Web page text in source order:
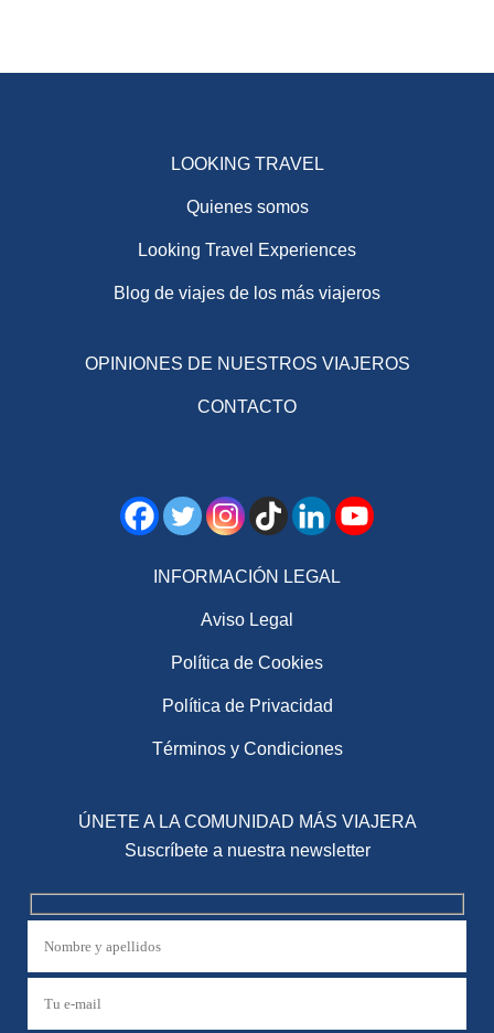
LOOKING TRAVEL
Quienes somos
Looking Travel Experiences
Blog de viajes de los más viajeros
OPINIONES DE NUESTROS VIAJEROS
CONTACTO
INFORMACIÓN LEGAL
Aviso Legal
Política de Cookies
Política de Privacidad
Términos y Condiciones
ÚNETE A LA COMUNIDAD MÁS VIAJERA
Suscríbete a nuestra newsletter